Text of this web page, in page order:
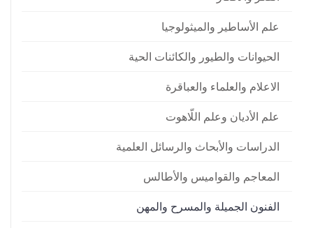
علم الأساطير والميثولوجيا
الحيوانات والطيور والكائنات الحية
الاعلام والعلماء والعباقرة
علم الأديان وعلم اللّاهوت
الدراسات والأبحاث والرسائل العلمية
المعاجم والقواميس والأطالس
الفنون الجميلة والمسرح والمهن